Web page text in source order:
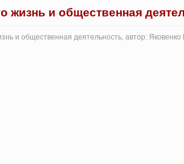
жизнь и общественная
и общественная деятельность, автор: